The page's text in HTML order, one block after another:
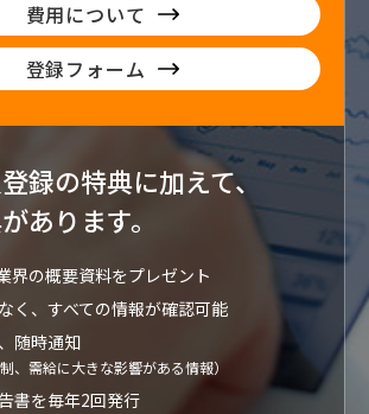
費用について
登録フォーム
録の特典に加えて、
あります。
界の概要資料をプレゼント
く、すべての情報が確認可能
随時通知
、需給に大きな影響がある情報）
書を毎年2回発行